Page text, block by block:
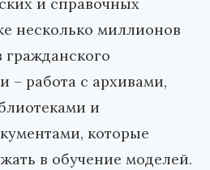
и справочных
несколько миллионов
гражданского
– работа с архивами,
и
которые
в обучение моделей.